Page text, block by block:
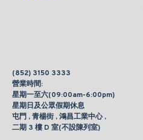
(852) 3150 3333
營業時間:
星期一至六(09:00am-6:00pm)
星期日及公眾假期休息
屯門 , 青楊街 , 鴻昌工業中心 ,
二期 3 樓 D 室(不設陳列室)